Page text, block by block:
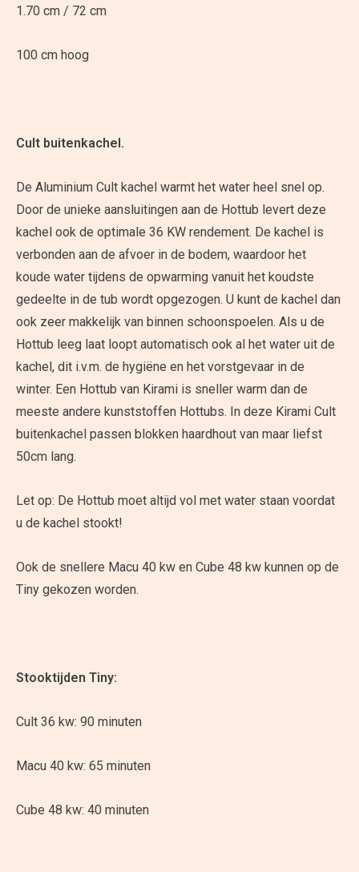
1.70 cm / 72 cm
100 cm hoog
Cult buitenkachel.
De Aluminium Cult kachel warmt het water heel snel op.
Door de unieke aansluitingen aan de Hottub levert deze
kachel ook de optimale 36 KW rendement. De kachel is
verbonden aan de afvoer in de bodem, waardoor het
koude water tijdens de opwarming vanuit het koudste
gedeelte in de tub wordt opgezogen. U kunt de kachel dan
ook zeer makkelijk van binnen schoonspoelen. Als u de
Hottub leeg laat loopt automatisch ook al het water uit de
kachel, dit i.v.m. de hygiëne en het vorstgevaar in de
winter. Een Hottub van Kirami is sneller warm dan de
meeste andere kunststoffen Hottubs. In deze Kirami Cult
buitenkachel passen blokken haardhout van maar liefst
50cm lang.
Let op: De Hottub moet altijd vol met water staan voordat
u de kachel stookt!
Ook de snellere Macu 40 kw en Cube 48 kw kunnen op de
Tiny gekozen worden.
Stooktijden Tiny:
Cult 36 kw: 90 minuten
Macu 40 kw: 65 minuten
Cube 48 kw: 40 minuten